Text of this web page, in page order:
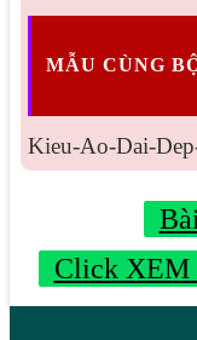
MẪU CÙNG
Kieu-Ao-Dai-
Click XEM